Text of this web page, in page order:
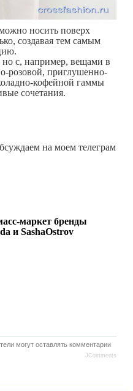
носить поверх
создавая тем самым
с, например, вещами в
розовой, приглушенно-
кофейной гаммы
сочетания.
на моем телеграм
маркет бренды
и SashaOstrov
могут оставлять комментарии
JComments